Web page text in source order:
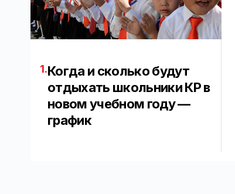
1.Когда и сколько будут
отдыхать школьники КР в
новом учебном году —
график